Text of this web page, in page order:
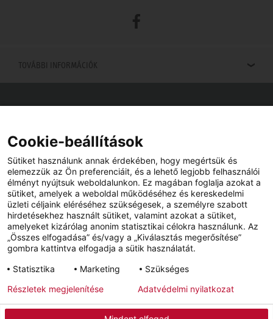
Facebook
TOVÁBBI INFORMÁCIÓK
Viszonteladót keres az Ön közelében? Nem probléma.
Impresszum Adatvédelem Hírlevél
YouTube Facebook
Cookie-beállítások
Sütiket használunk annak érdekében, hogy megértsük és
elemezzük az Ön preferenciáit, és a lehető legjobb felhasználói
élményt nyújtsuk weboldalunkon. Ez magában foglalja azokat a
sütiket, amelyek a weboldal működéséhez és kereskedelmi
üzleti céljaink eléréséhez szükségesek, a személyre szabott
hirdetésekhez használt sütiket, valamint azokat a sütiket,
amelyeket kizárólag anonim statisztikai célokra használunk. Az
„Összes elfogadása” és/vagy a „Kiválasztás megerősítése”
gombra kattintva elfogadja a sütik használatát.
Statisztika
Marketing Szükséges
Részletek megjelenítése Adatvédelmi nyilatkozat